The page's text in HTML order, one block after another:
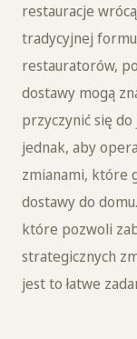
restauracje
tradycyjnej
restauratorów,
dostawy mogą
przyczynić się
jednak, aby
zmianami, które
dostawy do
które pozwoli
strategicznych
jest to łatwe